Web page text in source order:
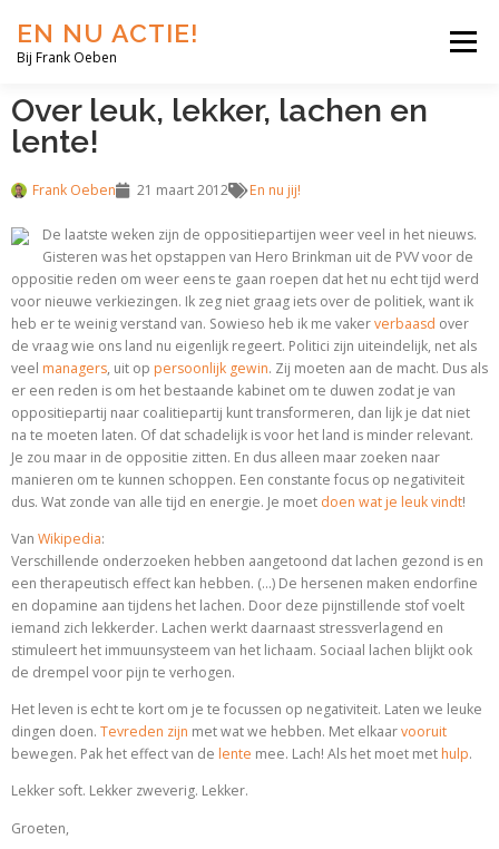
EN NU ACTIE!
Bij Frank Oeben
Menu
EN NU JIJ! EN NU WIJ! EN NU EERLIJK!
Over leuk, lekker, lachen en
lente!
Frank Oeben 21 maart 2012 En nu jij!
De laatste weken zijn de oppositiepartijen weer veel in het nieuws.
Gisteren was het opstappen van Hero Brinkman uit de PVV voor de
oppositie reden om weer eens te gaan roepen dat het nu echt tijd werd
voor nieuwe verkiezingen. Ik zeg niet graag iets over de politiek, want ik
heb er te weinig verstand van. Sowieso heb ik me vakerverbaasd over
de vraag wie ons land nu eigenlijk regeert. Politici zijn uiteindelijk, net als
veel managers, uit op persoonlijk gewin. Zij moeten aan de macht. Dus als
er een reden is om het bestaande kabinet om te duwen zodat je van
oppositiepartij naar coalitiepartij kunt transformeren, dan lijk je dat niet
na te moeten laten. Of dat schadelijk is voor het land is minder relevant.
Je zou maar in de oppositie zitten. En dus alleen maar zoeken naar
manieren om te kunnen schoppen. Een constante focus op negativiteit
dus. Wat zonde van alle tijd en energie. Je moet doen wat je leuk vindt!
Van Wikipedia:
Verschillende onderzoeken hebben aangetoond dat lachen gezond is en
een therapeutisch effect kan hebben. (…) De hersenen maken endorfine
en dopamine aan tijdens het lachen. Door deze pijnstillende stof voelt
iemand zich lekkerder. Lachen werkt daarnaast stressverlagend en
stimuleert het immuunsysteem van het lichaam. Sociaal lachen blijkt ook
de drempel voor pijn te verhogen.
Het leven is echt te kort om je te focussen op negativiteit. Laten we leuke
dingen doen. Tevreden zijn met wat we hebben. Met elkaarvooruit
bewegen. Pak het effect van de lente mee. Lach! Als het moet met hulp.
Lekker soft. Lekker zweverig. Lekker.
Groeten,